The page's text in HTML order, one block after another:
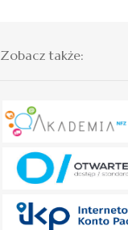
Zobacz także: